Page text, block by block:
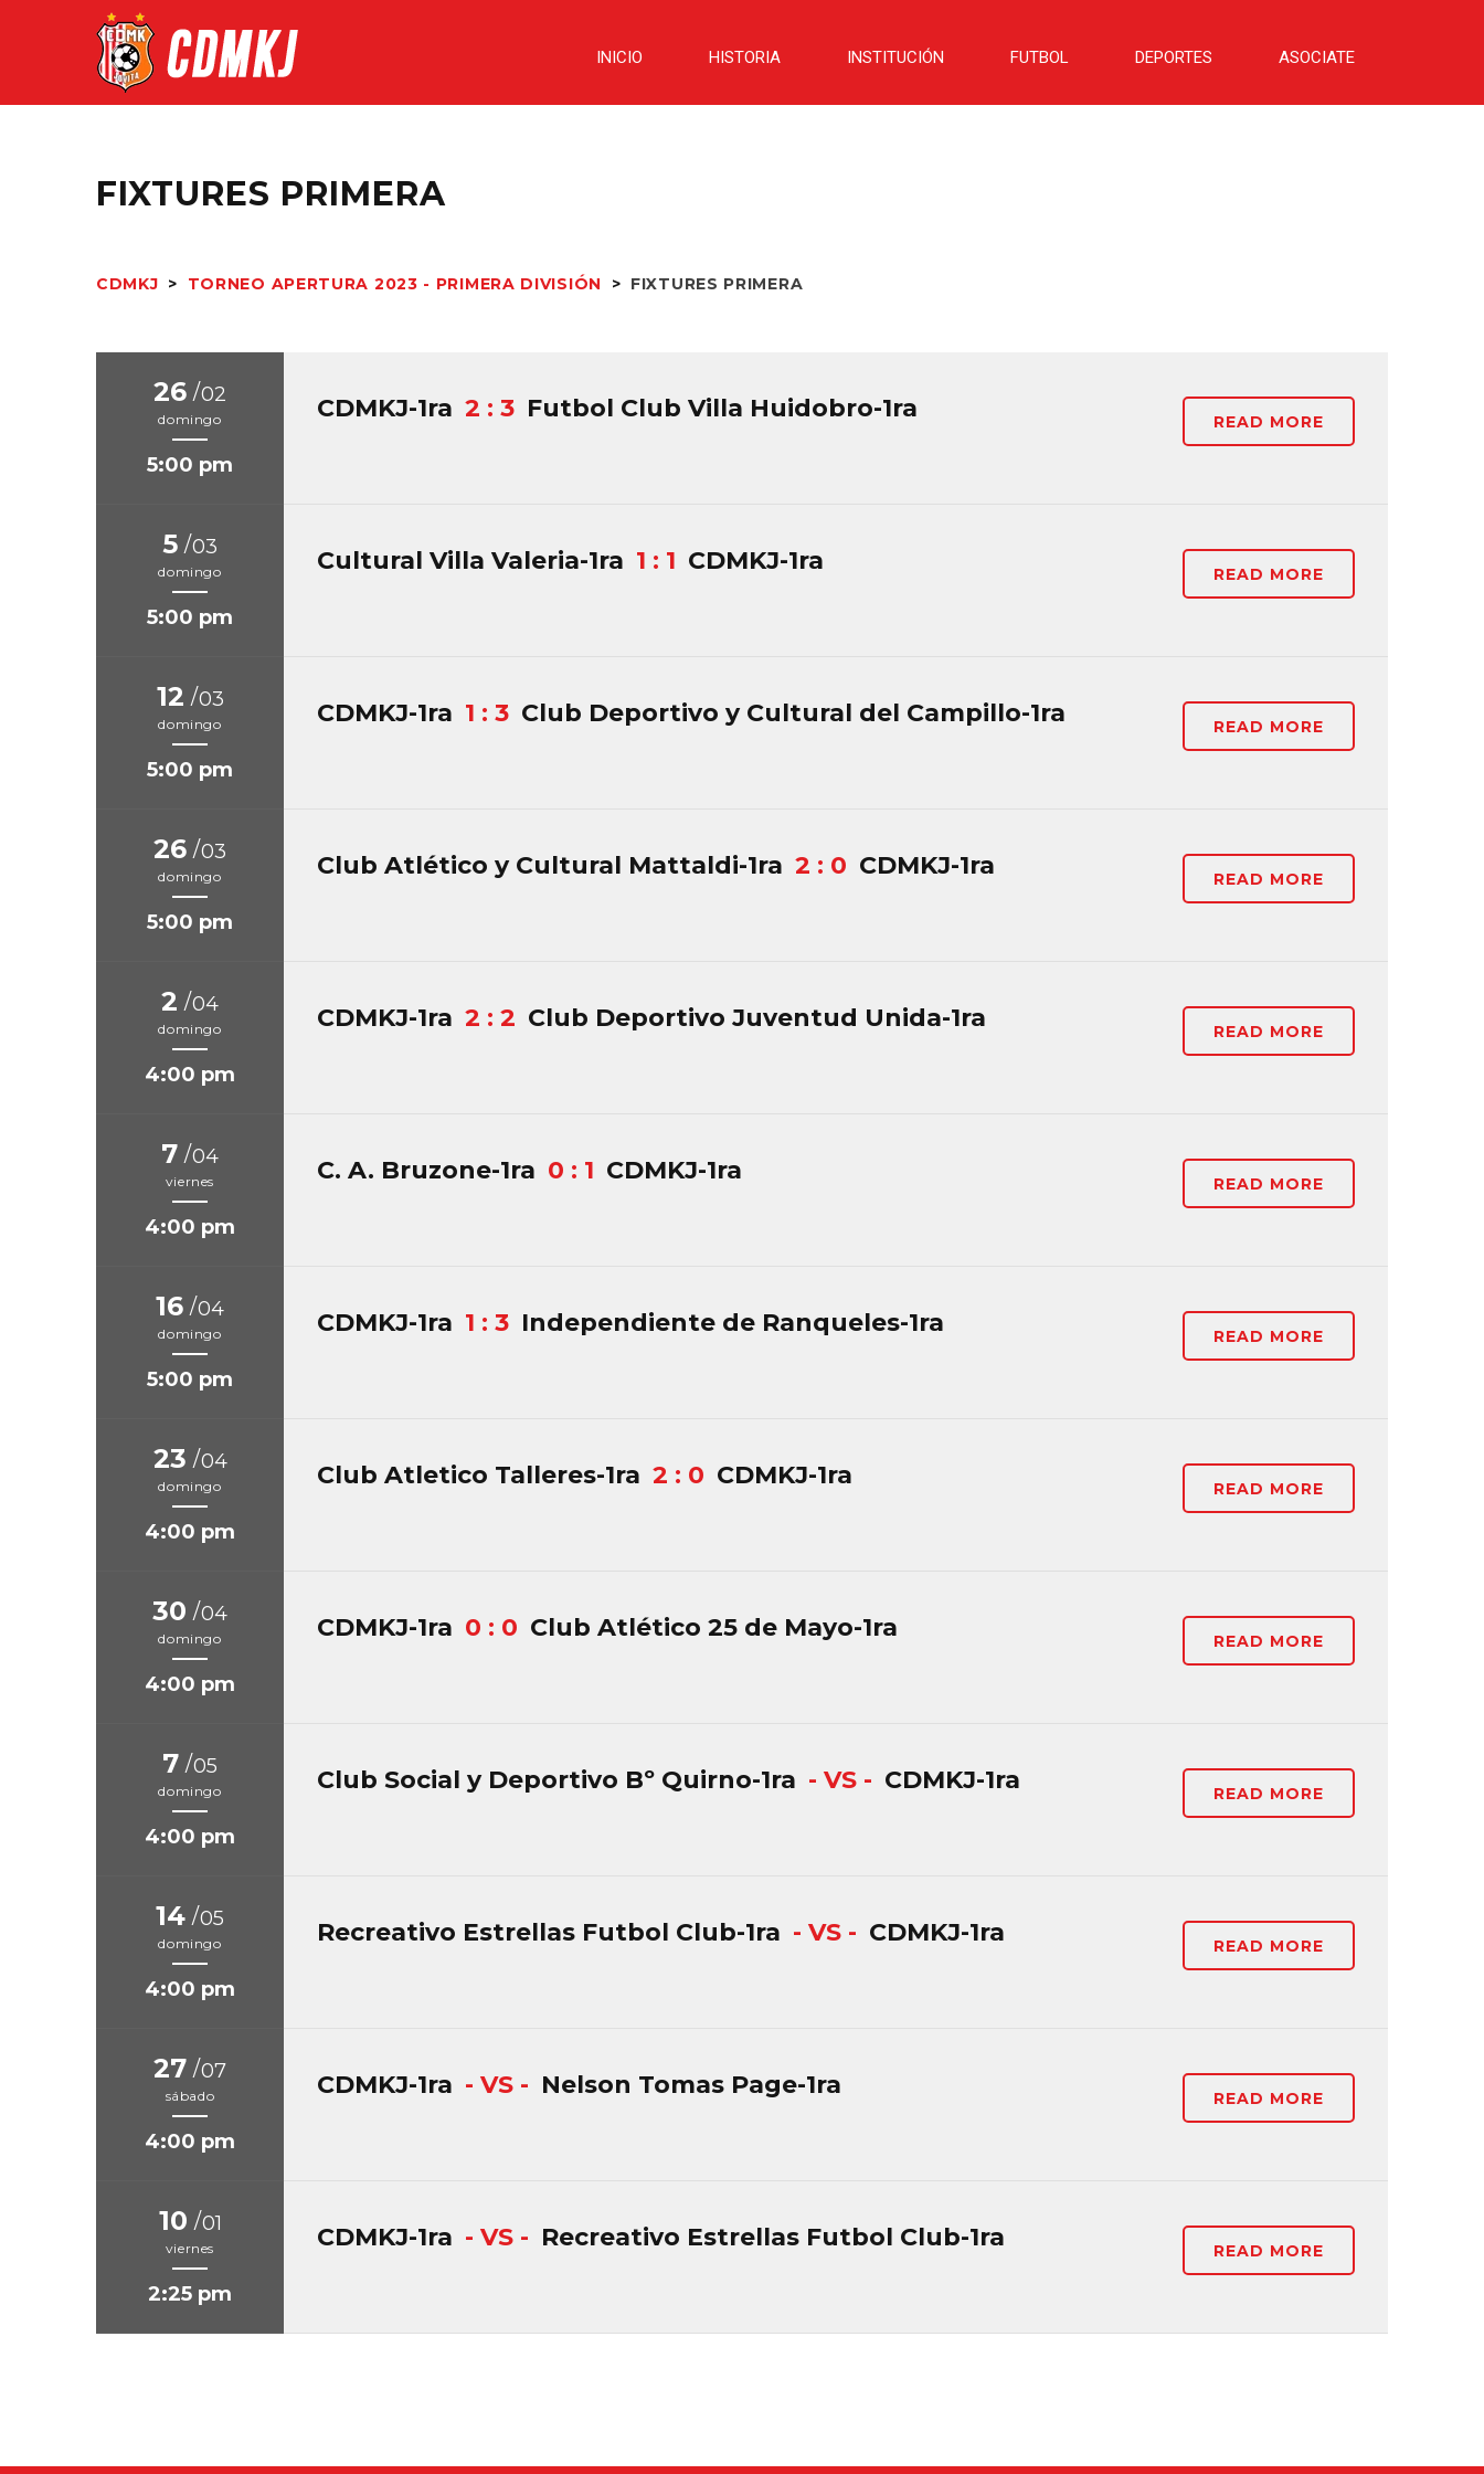
INICIO HISTORIA INSTITUCIÓN FUTBOL DEPORTES ASOCIATE
FIXTURES PRIMERA
CDMKJ > TORNEO APERTURA 2023 - PRIMERA DIVISIÓN > FIXTURES PRIMERA
26 /02
domingo
5:00 pm
CDMKJ-1ra 2 : 3 Futbol Club Villa Huidobro-1ra READ MORE
5 /03
domingo
5:00 pm
Cultural Villa Valeria-1ra 1 : 1 CDMKJ-1ra READ MORE
12 /03
domingo
5:00 pm
CDMKJ-1ra 1 : 3 Club Deportivo y Cultural del Campillo-1ra READ MORE
26 /03
domingo
5:00 pm
Club Atlético y Cultural Mattaldi-1ra 2 : 0 CDMKJ-1ra READ MORE
2 /04
domingo
4:00 pm
CDMKJ-1ra 2 : 2 Club Deportivo Juventud Unida-1ra READ MORE
7 /04
viernes
4:00 pm
C. A. Bruzone-1ra 0 : 1 CDMKJ-1ra READ MORE
16 /04
domingo
5:00 pm
CDMKJ-1ra 1 : 3 Independiente de Ranqueles-1ra READ MORE
23 /04
domingo
4:00 pm
Club Atletico Talleres-1ra 2 : 0 CDMKJ-1ra READ MORE
30 /04
domingo
4:00 pm
CDMKJ-1ra 0 : 0 Club Atlético 25 de Mayo-1ra READ MORE
7 /05
domingo
4:00 pm
Club Social y Deportivo Bº Quirno-1ra - VS - CDMKJ-1ra READ MORE
14 /05
domingo
4:00 pm
Recreativo Estrellas Futbol Club-1ra - VS - CDMKJ-1ra READ MORE
27 /07
sábado
4:00 pm
CDMKJ-1ra - VS - Nelson Tomas Page-1ra READ MORE
10 /01
viernes
2:25 pm
CDMKJ-1ra - VS - Recreativo Estrellas Futbol Club-1ra READ MORE